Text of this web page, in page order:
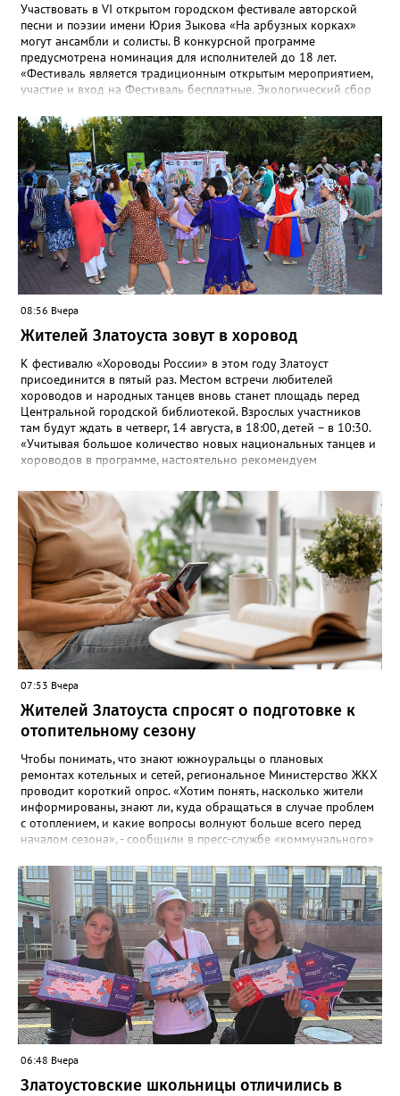
Участвовать в VI открытом городском фестивале авторской
песни и поэзии имени Юрия Зыкова «На арбузных корках»
могут ансамбли и солисты. В конкурсной программе
предусмотрена номинация для исполнителей до 18 лет.
«Фестиваль является традиционным открытым мероприятием,
участие и вход на Фестиваль бесплатные. Экологический сбор
горожан приглашают с 8 по 9 августа в палаточном лагере на
берегу реки Ай. Добраться туда можно на рейсовом автобусе
до Веселовки – он отправится в 6:35, 13:21 и 18:01 от
автовокзала. Кроме того, от Центральной библиотеки до села
будут курсировать маршрутные такси. Время отправления в
10:00, 11:00, 12:00, обратные рейсы в 21:00, 21:30, 22:00.
08:56 Вчера
Жителей Златоуста зовут в хоровод
К фестивалю «Хороводы России» в этом году Златоуст
присоединится в пятый раз. Местом встречи любителей
хороводов и народных танцев вновь станет площадь перед
Центральной городской библиотекой. Взрослых участников
там будут ждать в четверг, 14 августа, в 18:00, детей – в 10:30.
«Учитывая большое количество новых национальных танцев и
хороводов в программе, настоятельно рекомендуем
(четверг) и 11 (вторник) августа в 18:00 на той же площади, -
сообщают организаторы. И добавляют: - Репетиции состоятся в
любую погоду! Если не на открытом воздухе, то в большом
зале на 5-ом этаже». Праздники для детей и взрослых в этом
году будут объединены общим названием «Златоустовский
народ, вставай в единый хоровод!».
07:53 Вчера
Жителей Златоуста спросят о подготовке к
отопительному сезону
Чтобы понимать, что знают южноуральцы о плановых
ремонтах котельных и сетей, региональное Министерство ЖКХ
проводит короткий опрос. «Хотим понять, насколько жители
информированы, знают ли, куда обращаться в случае проблем
с отоплением, и какие вопросы волнуют больше всего перед
началом сезона», - сообщили в пресс-службе «коммунального»
6 вопросов. Южноуральцам, например, предлагают поделиться
опасениями, мучающими их накануне зимы. Среди вариантов:
своевременное начало отопительного сезона, температура в
квартире, возможные аварии и перебои, размер платы за
отопление. А также поставить оценку работе управляющей
компании – в диапазоне от «Безусловно хорошо» до
«Безусловно плохо». «Опрос займет всего пару минут, но ваши
ответы помогут обратить внимание на темы, которые
действительно важны для людей», - утверждают в
министерстве.
06:48 Вчера
Златоустовские школьницы отличились в